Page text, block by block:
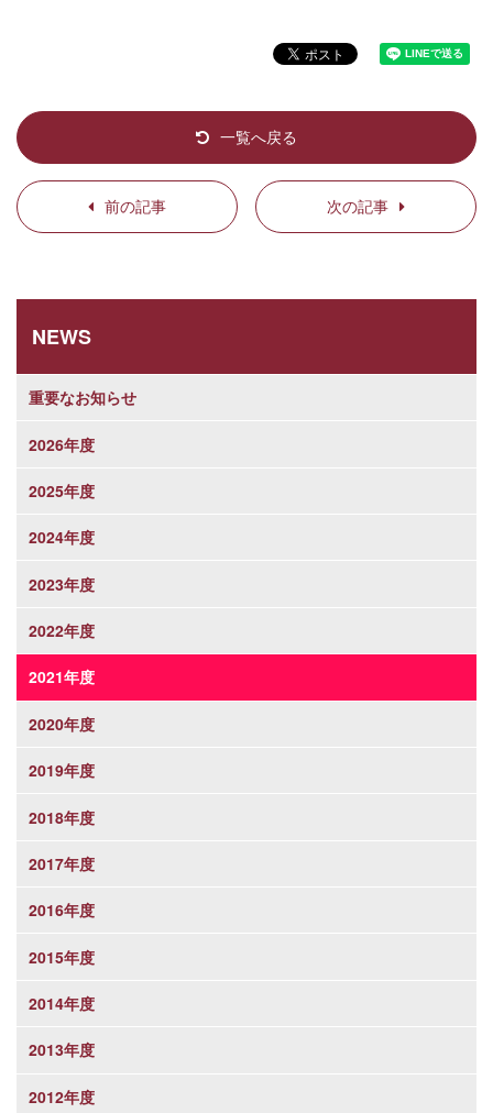
前の記事
一覧へ戻る
次の記事
NEWS
重要なお知らせ
2026年度
2025年度
2024年度
2023年度
2022年度
2021年度
2020年度
2019年度
2018年度
2017年度
2016年度
2015年度
2014年度
2013年度
2012年度